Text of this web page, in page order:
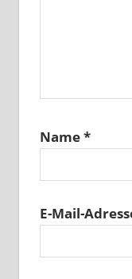
Name*
E-Mail-